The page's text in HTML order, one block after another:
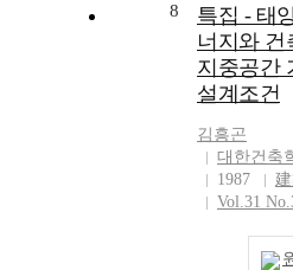
8
특집 - 태
너지와 건
지중공간
설계조건
김흥곤
대한건축
1987
Vol.31